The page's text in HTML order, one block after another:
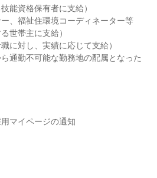
能資格保有者に支給）
、福祉住環境コーディネーター等
世帯主に支給）
に対し、実績に応じて支給）
通勤不可能な勤務地の配属となった
マイページの通知